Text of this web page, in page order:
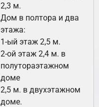
2,3 м.
Дом в полтора и два
этажа:
1-ый этаж 2,5 м.
2-ой этаж 2,4 м. в
полутораэтажном
доме
2,5 м. в двухэтажном
доме.